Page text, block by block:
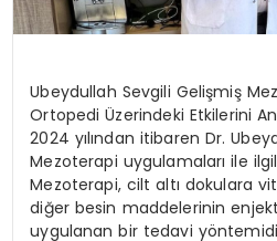
Ubeydullah Sevgili Gelişmiş
Ortopedi Üzerindeki Etkilerini
2024 yılından itibaren Dr.
Mezoterapi uygulamaları ile
Mezoterapi, cilt altı dokulara
diğer besin maddelerinin
uygulanan bir tedavi